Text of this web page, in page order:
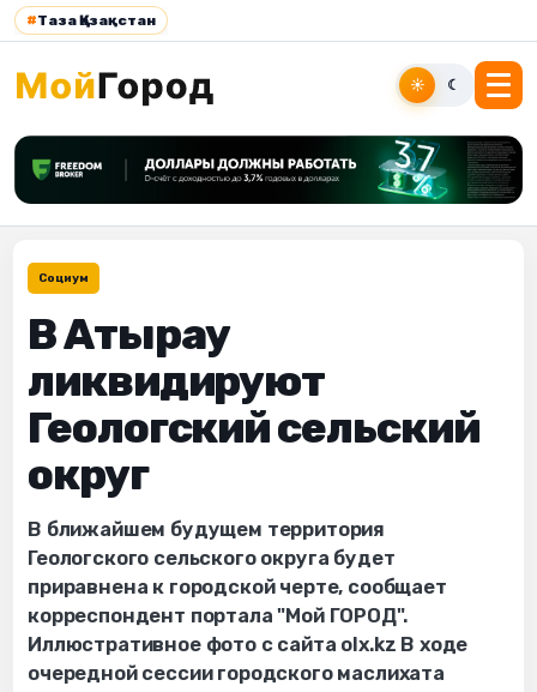
#Таза Қазақстан
☀ ☾
Социум
В Атырау
ликвидируют
Геологский сельский
округ
В ближайшем будущем территория
Геологского сельского округа будет
приравнена к городской черте, сообщает
корреспондент портала "Мой ГОРОД".
Иллюстративное фото с сайта olx.kz В ходе
очередной сессии городского маслихата